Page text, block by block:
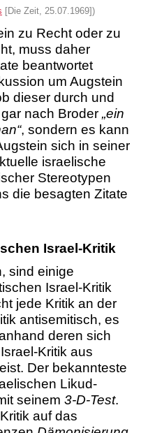
[Die Zeit, 25.07.1969])
zu Recht oder zu
muss daher
beantwortet
um Augstein
dieser durch und
nach Broder „ein
, sondern es kann
sich in seiner
israelische
Stereotypen
die besagten Zitate
Israel-Kritik
sind einige
Israel-Kritik
jede Kritik an der
antisemitisch, es
deren sich
Kritik aus
Der bekannteste
Likud-
seinem 3-D-Test.
auf das